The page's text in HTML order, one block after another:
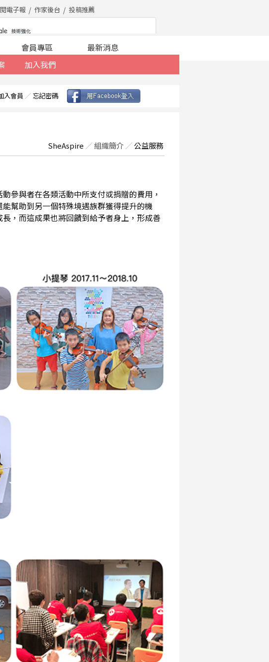
電子報 作家後台 投稿推薦
加入我們
會員專區 最新消息
入會員 ／ 忘記密碼
SheAspire ／組織簡介 ／公益服務
參與者在各類活動中所支付或捐贈的費用，
幫助到另一個特殊境遇族群獲得提升的機
，而這成果也將回饋到給予者身上，形成善